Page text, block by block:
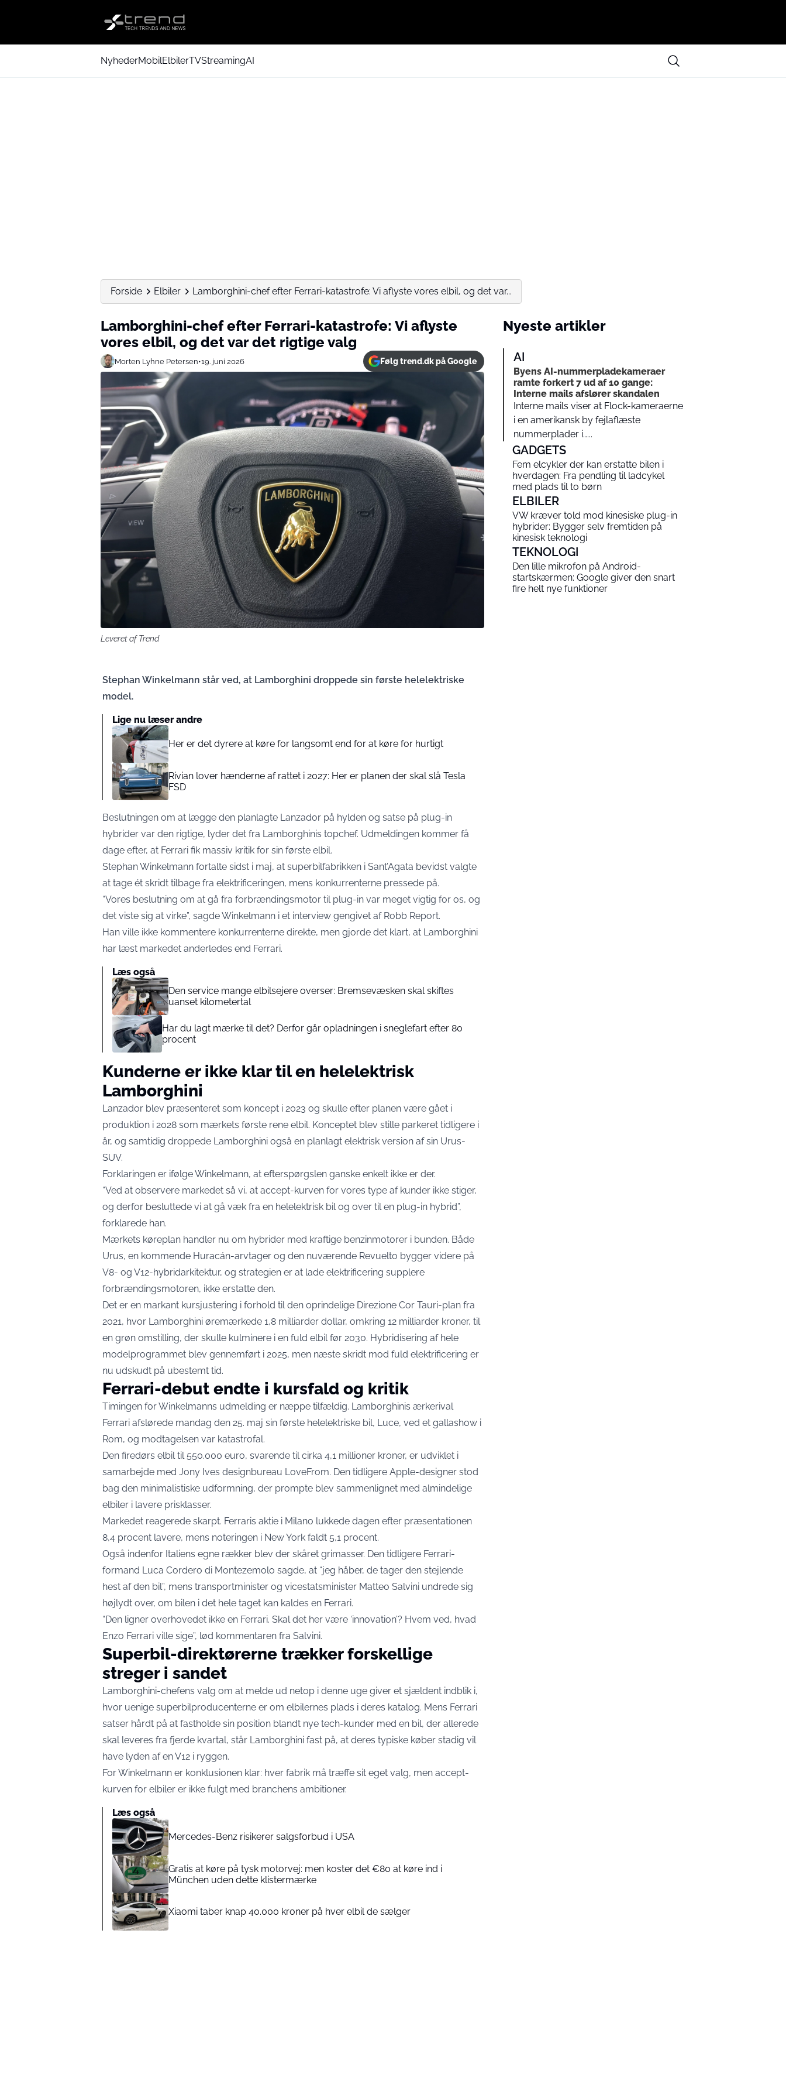
NyhederMobilElbilerTVStreamingAI
Forside Elbiler Lamborghini-chef efter Ferrari-katastrofe: Vi aflyste vores elbil, og det var...
Lamborghini-chef efter Ferrari-katastrofe: Vi aflyste
vores elbil, og det var det rigtige valg
Morten Lyhne Petersen•19. juni 2026 Følg trend.dk på Google
Leveret af Trend
Stephan Winkelmann står ved, at Lamborghini droppede sin første helelektriske
model.
Lige nu læser andre
Her er det dyrere at køre for langsomt end for at køre for hurtigt
Rivian lover hænderne af rattet i 2027: Her er planen der skal slå Tesla
FSD
Beslutningen om at lægge den planlagte Lanzador på hylden og satse på plug-in
hybrider var den rigtige, lyder det fra Lamborghinis topchef. Udmeldingen kommer få
dage efter, at Ferrari fik massiv kritik for sin første elbil.
Stephan Winkelmann fortalte sidst i maj, at superbilfabrikken i Sant’Agata bevidst valgte
at tage ét skridt tilbage fra elektrificeringen, mens konkurrenterne pressede på.
“Vores beslutning om at gå fra forbrændingsmotor til plug-in var meget vigtig for os, og
det viste sig at virke”, sagde Winkelmann i et interview gengivet af Robb Report.
Han ville ikke kommentere konkurrenterne direkte, men gjorde det klart, at Lamborghini
har læst markedet anderledes end Ferrari.
Læs også
Den service mange elbilsejere overser: Bremsevæsken skal skiftes
uanset kilometertal
Har du lagt mærke til det? Derfor går opladningen i sneglefart efter 80
procent
Kunderne er ikke klar til en helelektrisk
Lamborghini
Lanzador blev præsenteret som koncept i 2023 og skulle efter planen være gået i
produktion i 2028 som mærkets første rene elbil. Konceptet blev stille parkeret tidligere i
år, og samtidig droppede Lamborghini også en planlagt elektrisk version af sin Urus-
SUV.
Forklaringen er ifølge Winkelmann, at efterspørgslen ganske enkelt ikke er der.
“Ved at observere markedet så vi, at accept-kurven for vores type af kunder ikke stiger,
og derfor besluttede vi at gå væk fra en helelektrisk bil og over til en plug-in hybrid”,
forklarede han.
Mærkets køreplan handler nu om hybrider med kraftige benzinmotorer i bunden. Både
Urus, en kommende Huracán-arvtager og den nuværende Revuelto bygger videre på
V8- og V12-hybridarkitektur, og strategien er at lade elektrificering supplere
forbrændingsmotoren, ikke erstatte den.
Det er en markant kursjustering i forhold til den oprindelige Direzione Cor Tauri-plan fra
2021, hvor Lamborghini øremærkede 1,8 milliarder dollar, omkring 12 milliarder kroner, til
en grøn omstilling, der skulle kulminere i en fuld elbil før 2030. Hybridisering af hele
modelprogrammet blev gennemført i 2025, men næste skridt mod fuld elektrificering er
nu udskudt på ubestemt tid.
Ferrari-debut endte i kursfald og kritik
Timingen for Winkelmanns udmelding er næppe tilfældig. Lamborghinis ærkerival
Ferrari afslørede mandag den 25. maj sin første helelektriske bil, Luce, ved et gallashow i
Rom, og modtagelsen var katastrofal.
Den firedørs elbil til 550.000 euro, svarende til cirka 4,1 millioner kroner, er udviklet i
samarbejde med Jony Ives designbureau LoveFrom. Den tidligere Apple-designer stod
bag den minimalistiske udformning, der prompte blev sammenlignet med almindelige
elbiler i lavere prisklasser.
Markedet reagerede skarpt. Ferraris aktie i Milano lukkede dagen efter præsentationen
8,4 procent lavere, mens noteringen i New York faldt 5,1 procent.
Også indenfor Italiens egne rækker blev der skåret grimasser. Den tidligere Ferrari-
formand Luca Cordero di Montezemolo sagde, at “jeg håber, de tager den stejlende
hest af den bil”, mens transportminister og vicestatsminister Matteo Salvini undrede sig
højlydt over, om bilen i det hele taget kan kaldes en Ferrari.
“Den ligner overhovedet ikke en Ferrari. Skal det her være ‘innovation’? Hvem ved, hvad
Enzo Ferrari ville sige”, lød kommentaren fra Salvini.
Superbil-direktørerne trækker forskellige
streger i sandet
Lamborghini-chefens valg om at melde ud netop i denne uge giver et sjældent indblik i,
hvor uenige superbilproducenterne er om elbilernes plads i deres katalog. Mens Ferrari
satser hårdt på at fastholde sin position blandt nye tech-kunder med en bil, der allerede
skal leveres fra fjerde kvartal, står Lamborghini fast på, at deres typiske køber stadig vil
have lyden af en V12 i ryggen.
For Winkelmann er konklusionen klar: hver fabrik må træffe sit eget valg, men accept-
kurven for elbiler er ikke fulgt med branchens ambitioner.
Læs også
Mercedes-Benz risikerer salgsforbud i USA
Gratis at køre på tysk motorvej: men koster det €80 at køre ind i
München uden dette klistermærke
Xiaomi taber knap 40.000 kroner på hver elbil de sælger
Nyeste artikler
AI
Byens AI-nummerpladekameraer
ramte forkert 7 ud af 10 gange:
Interne mails afslører skandalen
Interne mails viser at Flock-kameraerne
i en amerikansk by fejlaflæste
nummerplader i…...
GADGETS
Fem elcykler der kan erstatte bilen i
hverdagen: Fra pendling til ladcykel
med plads til to børn
ELBILER
VW kræver told mod kinesiske plug-in
hybrider: Bygger selv fremtiden på
kinesisk teknologi
TEKNOLOGI
Den lille mikrofon på Android-
startskærmen: Google giver den snart
fire helt nye funktioner